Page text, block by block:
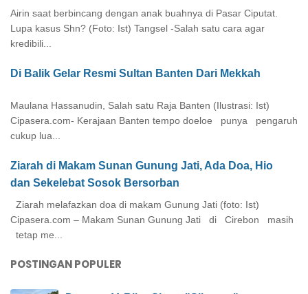
Airin saat berbincang dengan anak buahnya di Pasar Ciputat.
Lupa kasus Shn? (Foto: Ist) Tangsel -Salah satu cara agar
kredibili...
Di Balik Gelar Resmi Sultan Banten Dari Mekkah
Maulana Hassanudin, Salah satu Raja Banten (Ilustrasi: Ist)
Cipasera.com- Kerajaan Banten tempo doeloe punya pengaruh
cukup lua...
Ziarah di Makam Sunan Gunung Jati, Ada Doa, Hio
dan Sekelebat Sosok Bersorban
Ziarah melafazkan doa di makam Gunung Jati (foto: Ist)
Cipasera.com – Makam Sunan Gunung Jati di Cirebon masih
tetap me...
POSTINGAN POPULER